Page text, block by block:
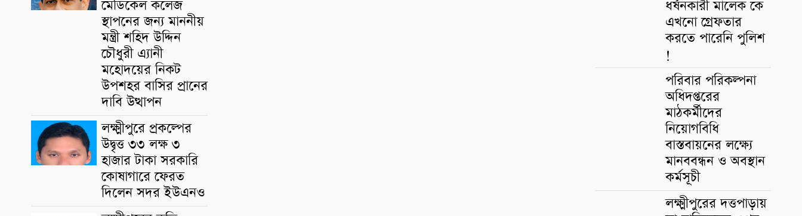
মেডিকেল কলেজ
স্থাপনের জন্য মাননীয়
মন্ত্রী শহিদ উদ্দিন
চৌধুরী এ্যানী
মহোদয়ের নিকট
উপশহর বাসির প্রানের
দাবি উত্থাপন
লক্ষ্মীপুরে প্রকল্পের
উদ্বৃত্ত ৩৩ লক্ষ ৩
হাজার টাকা সরকারি
কোষাগারে ফেরত
দিলেন সদর ইউএনও
ধর্ষনকারী মালেক কে
এখনো গ্রেফতার
করতে পারেনি পুলিশ
!
পরিবার পরিকল্পনা
অধিদপ্তরের
মাঠকর্মীদের
নিয়োগবিধি
বাস্তবায়নের লক্ষ্যে
মানববন্ধন ও অবস্থান
কর্মসূচী
লক্ষ্মীপুরের দত্তপাড়ায়